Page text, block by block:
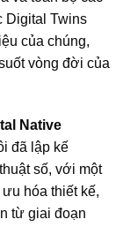
Digital Twins
của chúng,
vòng đời của
Native
đã lập kế
số, với một
hóa thiết kế,
từ giai đoạn